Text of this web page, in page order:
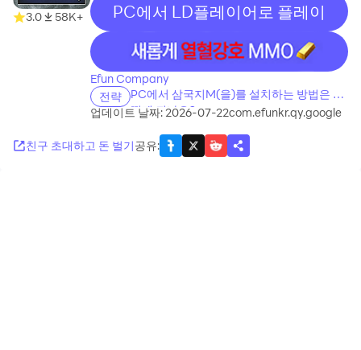
3.0 58K+ PC에서 LD플레이어로 플레이
recommend
Efun Company
전략
PC에서 삼국지M(을)를 설치하는 방법은 어
떻게 되나요?
업데이트 날짜: 2026-07-22com.efunkr.qy.google
친구 초대하고 돈 벌기공유: